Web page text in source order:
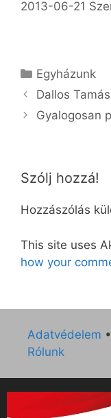
2013-06-21
Kategória
Egyházunk
Dallos Tamás
Gyalogosan
Szólj hozzá!
Hozzászólás
This site uses
how your
Adatvédelem •
Rólunk